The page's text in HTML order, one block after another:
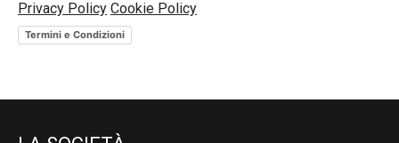
Privacy Policy Cookie Policy
Termini e Condizioni